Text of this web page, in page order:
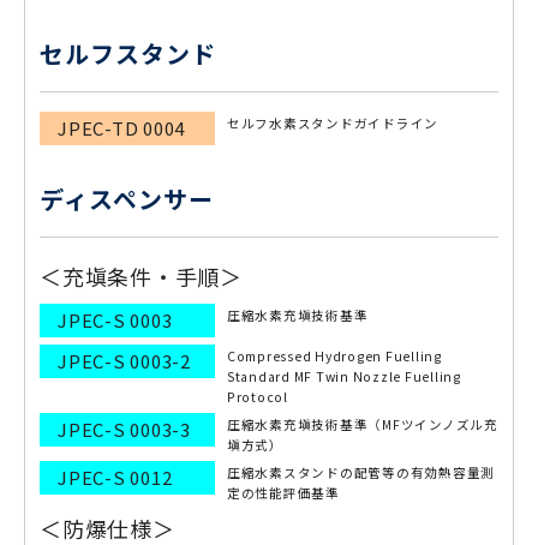
セルフスタンド
JPEC-TD 0004 セルフ水素スタンドガイドライン
ディスペンサー
＜充塡条件・手順＞
JPEC-S 0003 圧縮水素充塡技術基準
JPEC-S 0003-2
Compressed Hydrogen Fuelling
Standard MF Twin Nozzle Fuelling
Protocol
JPEC-S 0003-3
圧縮水素充塡技術基準（MFツインノズル充
塡方式）
JPEC-S 0012
圧縮水素スタンドの配管等の有効熱容量測
定の性能評価基準
＜防爆仕様＞